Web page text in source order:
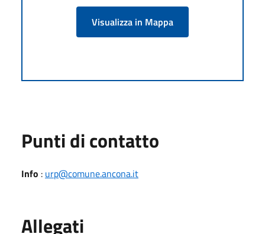
Visualizza in Mappa
Punti di contatto
Info : urp@comune.ancona.it
Allegati